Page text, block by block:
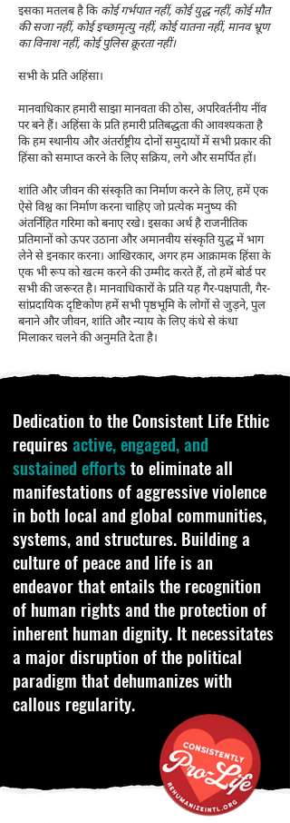
इसका मतलब है कि कोई गर्भपात नहीं, कोई युद्ध नहीं, कोई मौत
की सजा नहीं, कोई इच्छामृत्यु नहीं, कोई यातना नहीं, मानव भ्रूण
का विनाश नहीं, कोई पुलिस क्रूरता नहीं।
सभी के प्रति अहिंसा।
मानवाधिकार हमारी साझा मानवता की ठोस, अपरिवर्तनीय नींव
पर बने हैं। अहिंसा के प्रति हमारी प्रतिबद्धता की आवश्यकता है
कि हम स्थानीय और अंतर्राष्ट्रीय दोनों समुदायों में सभी प्रकार की
हिंसा को समाप्त करने के लिए सक्रिय, लगे और समर्पित हों।
शांति और जीवन की संस्कृति का निर्माण करने के लिए, हमें एक
ऐसे विश्व का निर्माण करना चाहिए जो प्रत्येक मनुष्य की
अंतर्निहित गरिमा को बनाए रखे। इसका अर्थ है राजनीतिक
प्रतिमानों को ऊपर उठाना और अमानवीय संस्कृति युद्ध में भाग
लेने से इनकार करना। आखिरकार, अगर हम आक्रामक हिंसा के
एक भी रूप को खत्म करने की उम्मीद करते हैं, तो हमें बोर्ड पर
सभी की जरूरत है। मानवाधिकारों के प्रति यह गैर-पक्षपाती, गैर-
सांप्रदायिक दृष्टिकोण हमें सभी पृष्ठभूमि के लोगों से जुड़ने, पुल
बनाने और जीवन, शांति और न्याय के लिए कंधे से कंधा
मिलाकर चलने की अनुमति देता है।
Dedication to the Consistent Life Ethic
requiresactive, engaged, and
sustained efforts to eliminate all
manifestations of aggressive violence
in both local and global communities,
systems, and structures. Building a
culture of peace and life is an
endeavor that entails the recognition
of human rights and the protection of
inherent human dignity. It necessitates
a major disruption of the political
paradigm that dehumanizes with
callous regularity.